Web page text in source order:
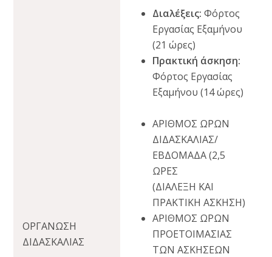
ΟΡΓΑΝΩΣΗ
ΔΙΔΑΣΚΑΛΙΑΣ
Διαλέξεις:Φόρτος
Εργασίας Εξαμήνου
(21 ώρες)
Πρακτική άσκηση:
Φόρτος Εργασίας
Εξαμήνου (14 ώρες)
ΑΡΙΘΜΟΣ ΩΡΩΝ
ΔΙΔΑΣΚΑΛΙΑΣ/
ΕΒΔΟΜΑΔΑ (2,5
ΩΡΕΣ
(ΔΙΑΛΕΞΗ ΚΑΙ
ΠΡΑΚΤΙΚΗ ΑΣΚΗΣΗ)
ΑΡΙΘΜΟΣ ΩΡΩΝ
ΠΡΟΕΤΟΙΜΑΣΙΑΣ
ΤΩΝ ΑΣΚΗΣΕΩΝ